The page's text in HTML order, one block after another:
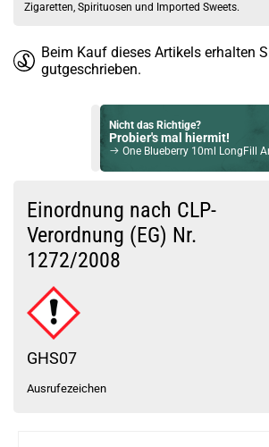
Zigaretten, Spirituosen und Imported Sweets.
Beim Kauf dieses Artikels erhalten
gutgeschrieben.
Nicht das Richtige?
Probier's mal hiermit!
One Blueberry 10ml LongFill Aroma by
Check das mal!
Jokers Cloud Intense Peach Ice
Du willst Kröten sparen?
Schau mal hier!
Einordnung nach CLP-
Verordnung (EG) Nr.
1272/2008
GHS07
Ausrufezeichen